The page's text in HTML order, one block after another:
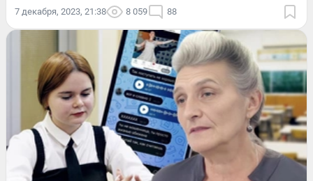
7 декабря, 2023, 21:38 8 059 88